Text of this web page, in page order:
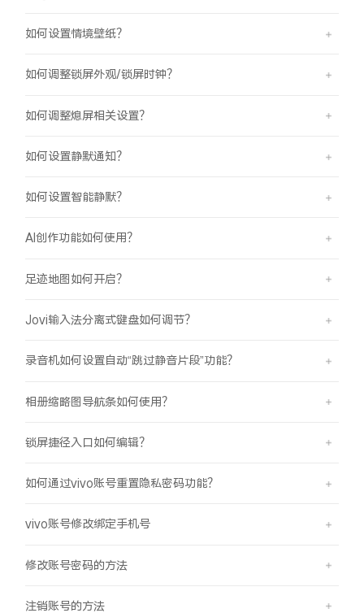
如何设置情境壁纸？
如何调整锁屏外观/锁屏时钟？
如何调整熄屏相关设置？
如何设置静默通知？
如何设置智能静默？
AI创作功能如何使用？
足迹地图如何开启？
Jovi输入法分离式键盘如何调节？
录音机如何设置自动“跳过静音片段”功能？
相册缩略图导航条如何使用？
锁屏捷径入口如何编辑？
如何通过vivo账号重置隐私密码功能？
vivo账号修改绑定手机号
修改账号密码的方法
注销账号的方法